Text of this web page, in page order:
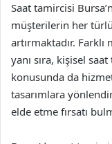
Saat tamircisi
müşterilerin her
artırmaktadır.
yanı sıra, kişisel
konusunda da
tasarımlara
elde etme fırsatı